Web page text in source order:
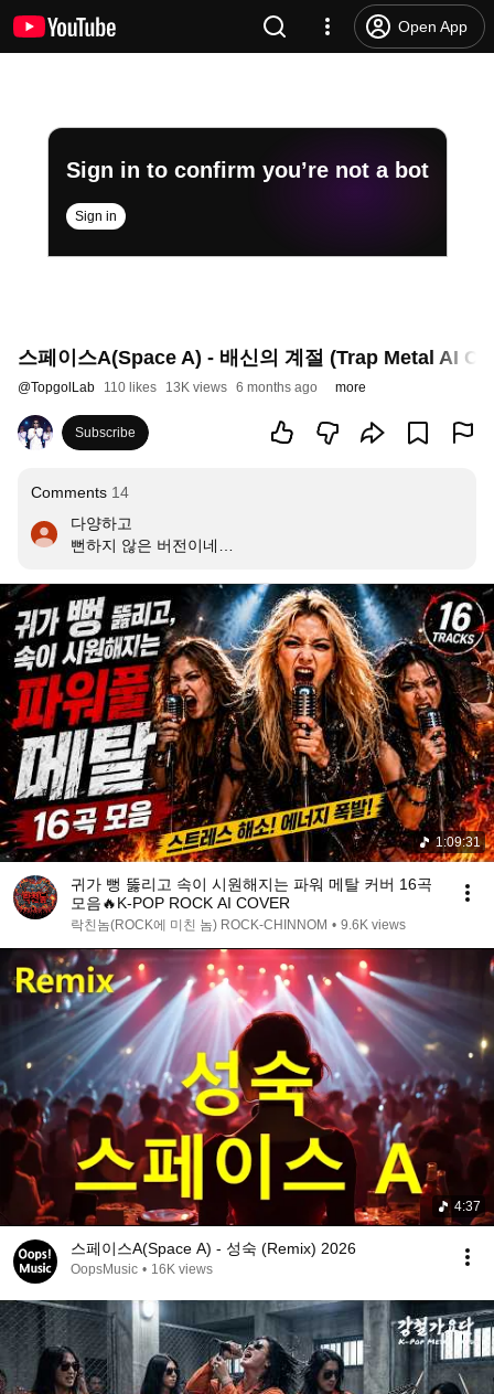
Open App
Sign in to confirm you’re not a bot
Sign in
스페이스A(Space A) - 배신의 계절 (Trap Metal AI
@TopgolLab 110 likes 13K views 6 months ago more
Subscribe
Comments 14
다양하고
뻔하지 않은 버전이네요
1:09:31
귀가 뻥 뚫리고 속이 시원해지는 파워 메탈 커버 16곡
모음🔥K-POP ROCK AI COVER
락친놈(ROCK에 미친 놈) ROCK-CHINNOM • 9.6K views
4:37
스페이스A(Space A) - 성숙 (Remix) 2026
OopsMusic • 16K views